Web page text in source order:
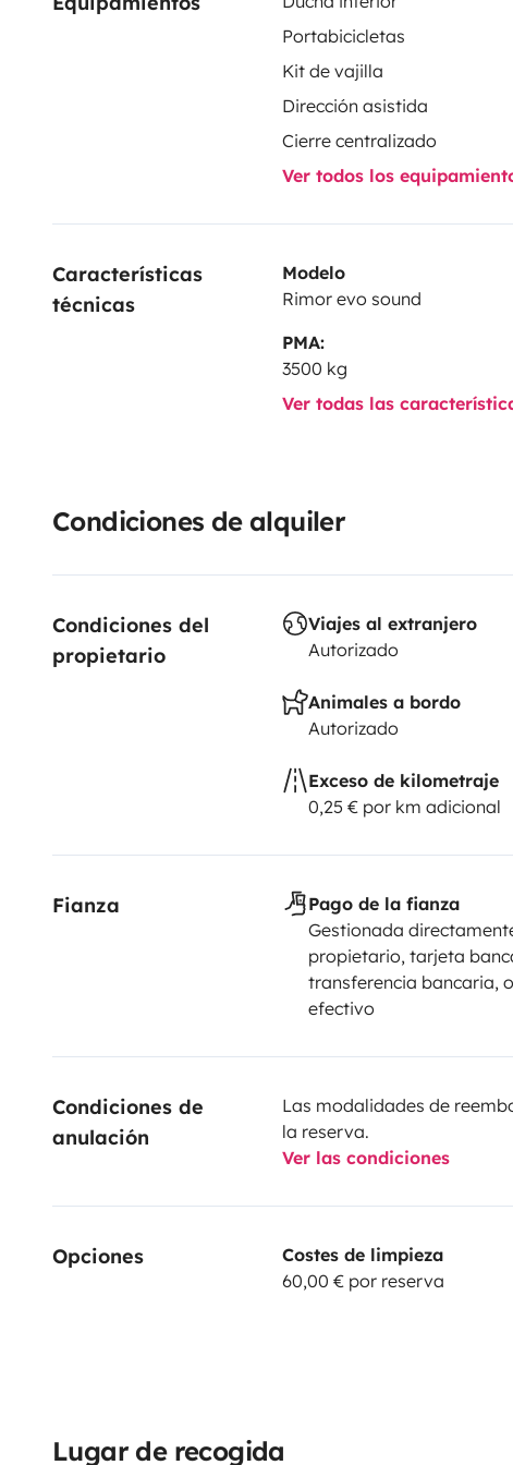
Portabicicletas
Kit de vajilla
Dirección asistida
Cierre centralizado
Ver todos los
Características
técnicas
Modelo
Rimor evo sound
PMA:
3500 kg
Ver todas las
Condiciones de alquiler
Condiciones del
propietario
Viajes al extranjero
Autorizado
Animales a bordo
Autorizado
Exceso de kilometraje
0,25 € por km adicional
Fianza
Pago de la fianza
Gestionada
propietario, tarjeta
transferencia bancaria,
efectivo
Condiciones de
anulación
Las modalidades de
la reserva.
Ver las condiciones
Opciones
Costes de limpieza
60,00 € por reserva
Lugar de recogida